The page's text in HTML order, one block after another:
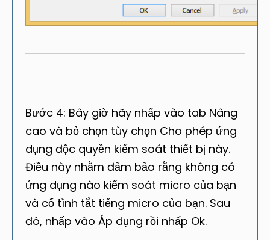
Bước 4: Bây giờ hãy nhấp vào tab Nâng
cao và bỏ chọn tùy chọn Cho phép ứng
dụng độc quyền kiểm soát thiết bị này.
Điều này nhằm đảm bảo rằng không có
ứng dụng nào kiểm soát micro của bạn
và cố tình tắt tiếng micro của bạn. Sau
đó, nhấp vào Áp dụng rồi nhấp Ok.